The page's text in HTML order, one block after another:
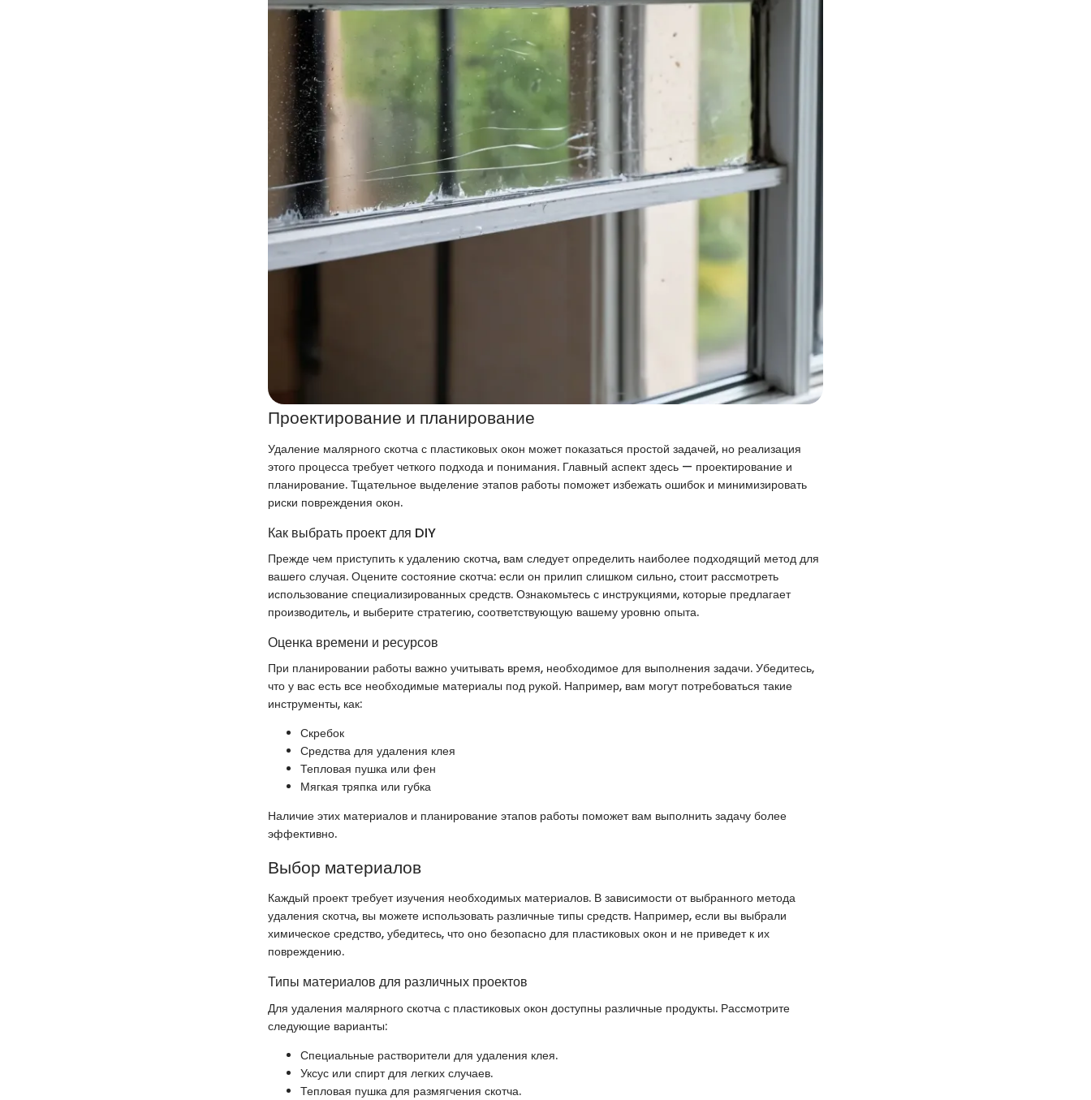
Проектирование и планирование
Удаление малярного скотча с пластиковых окон может показаться простой задачей, но реализация
этого процесса требует четкого подхода и понимания. Главный аспект здесь — проектирование и
планирование. Тщательное выделение этапов работы поможет избежать ошибок и минимизировать
риски повреждения окон.
Как выбрать проект для DIY
Прежде чем приступить к удалению скотча, вам следует определить наиболее подходящий метод для
вашего случая. Оцените состояние скотча: если он прилип слишком сильно, стоит рассмотреть
использование специализированных средств. Ознакомьтесь с инструкциями, которые предлагает
производитель, и выберите стратегию, соответствующую вашему уровню опыта.
Оценка времени и ресурсов
При планировании работы важно учитывать время, необходимое для выполнения задачи. Убедитесь,
что у вас есть все необходимые материалы под рукой. Например, вам могут потребоваться такие
инструменты, как:
Скребок
Средства для удаления клея
Тепловая пушка или фен
Мягкая тряпка или губка
Наличие этих материалов и планирование этапов работы поможет вам выполнить задачу более
эффективно.
Выбор материалов
Каждый проект требует изучения необходимых материалов. В зависимости от выбранного метода
удаления скотча, вы можете использовать различные типы средств. Например, если вы выбрали
химическое средство, убедитесь, что оно безопасно для пластиковых окон и не приведет к их
повреждению.
Типы материалов для различных проектов
Для удаления малярного скотча с пластиковых окон доступны различные продукты. Рассмотрите
следующие варианты:
Специальные растворители для удаления клея.
Уксус или спирт для легких случаев.
Тепловая пушка для размягчения скотча.